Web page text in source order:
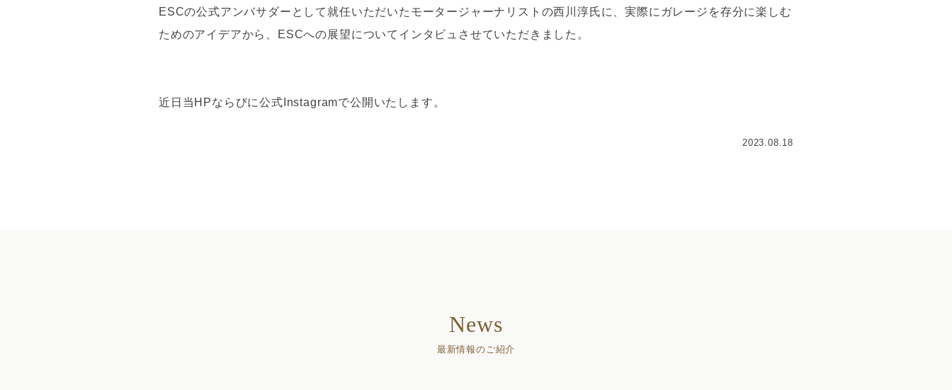
ESCの公式アンバサダーとして就任いただいたモータージャーナリストの西川淳氏に、実際にガレージを存分に楽しむ
ためのアイデアから、ESCへの展望についてインタビュさせていただきました。
近日当HPならびに公式Instagramで公開いたします。
2023.08.18
News
最新情報のご紹介